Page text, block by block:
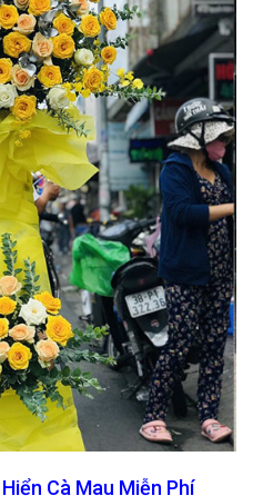
Cà Mau Miễn Phí